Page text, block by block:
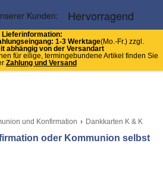
Lieferinformation:
1-3 Werktage(Mo.-Fr.) zzgl.
abhängig von der Versandart
für eilige, termingebundene Artikel finden Sie
Zahlung und Versand
und Konfirmation › Dankkarten K & K
oder Kommunion selbst